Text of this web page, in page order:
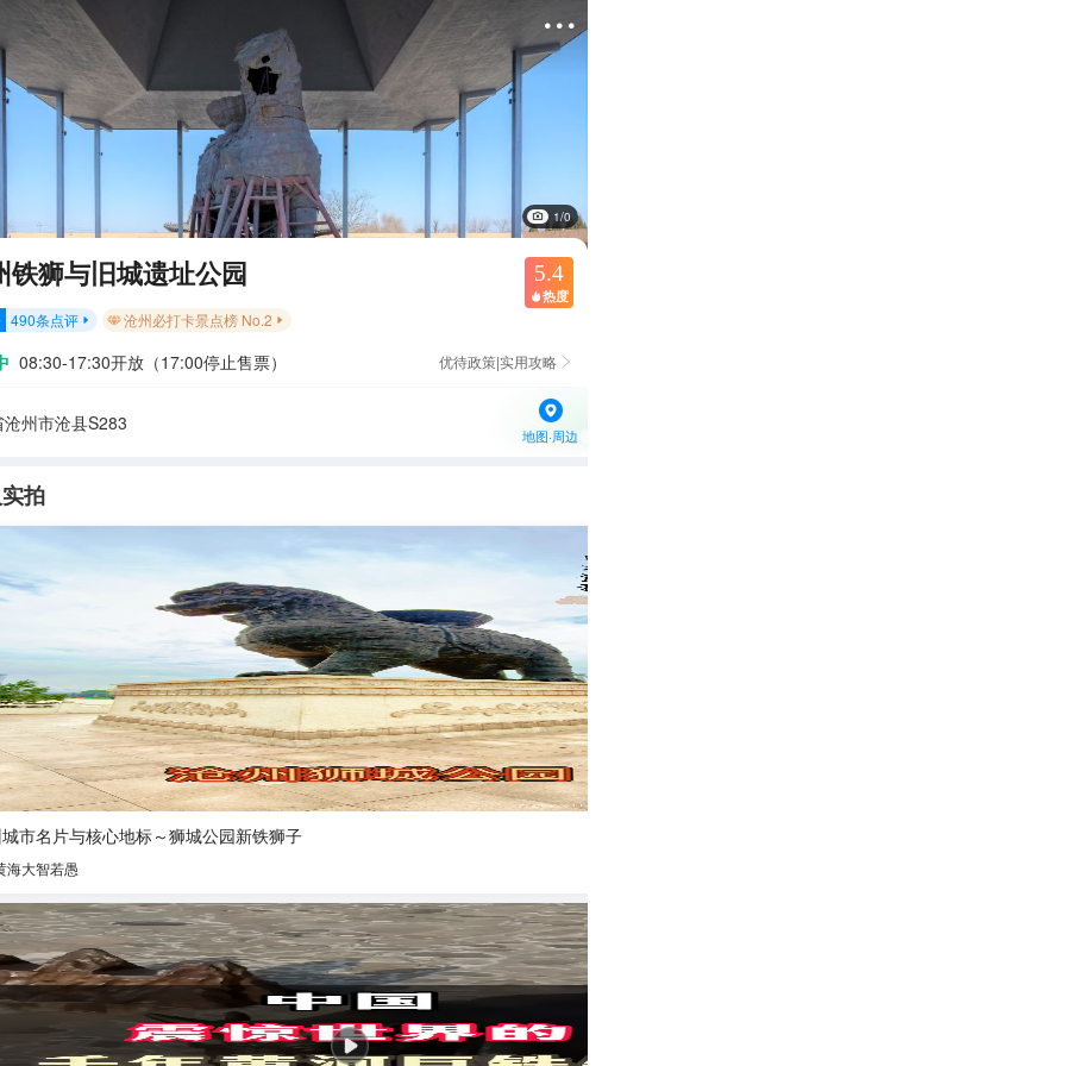

1/0
铁狮与旧城遗址公园 5.4
 热度
490条点评  沧州必打卡景点榜 No.2 
08:30-17:30开放（17:00停止售票） 优待政策|实用攻略 
州市沧县S283
地图·周边
拍
市名片与核心地标～狮城公园新铁狮子
海大智若愚